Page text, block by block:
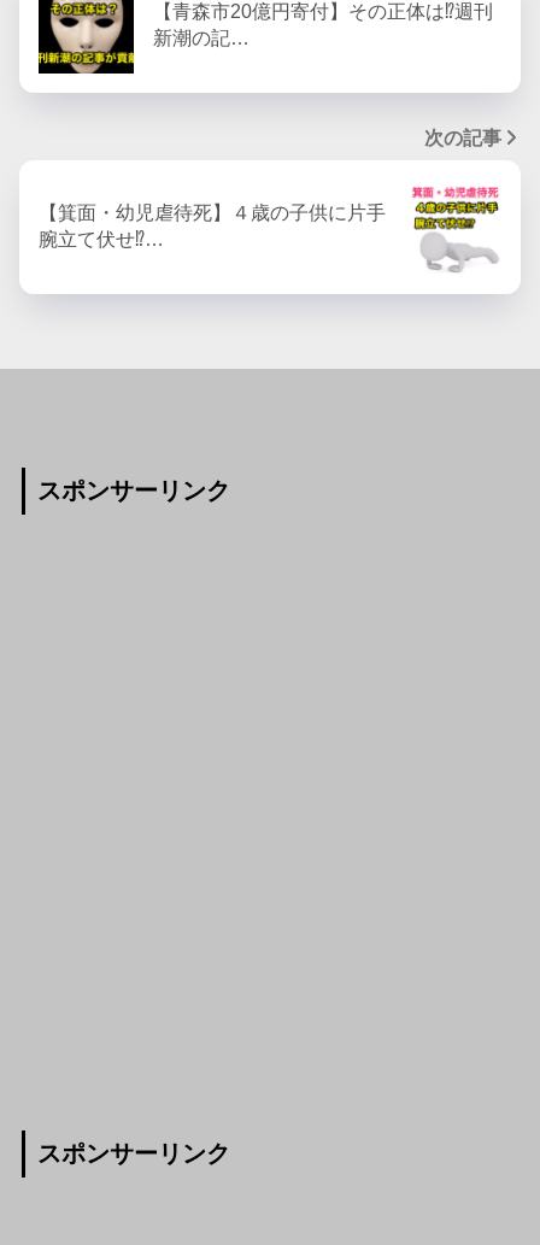
【青森市20億円寄付】その正体は⁉︎週刊
新潮の記…
次の記事
【箕面・幼児虐待死】４歳の子供に片手
腕立て伏せ⁉…
スポンサーリンク
スポンサーリンク